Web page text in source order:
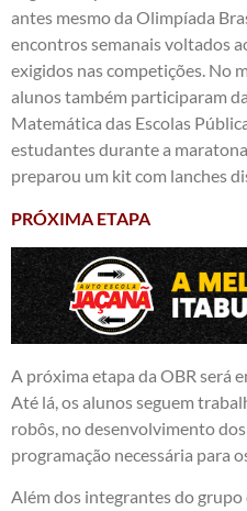
antes mesmo da Olimpíada
encontros semanais voltados
exigidos nas competições. No
alunos também participaram
Matemática das Escolas
estudantes durante a
preparou um kit com lanches
PRÓXIMA ETAPA
A próxima etapa da OBR será
Até lá, os alunos seguem
robôs, no desenvolvimento
programação necessária para
Além dos integrantes do